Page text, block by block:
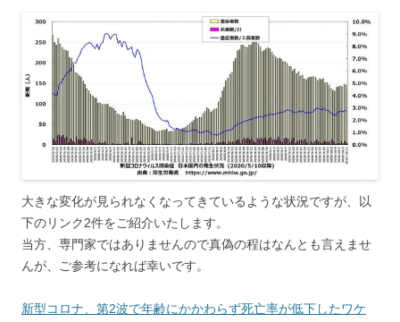
大きな変化が見られなくなってきているような状況ですが、以
下のリンク2件をご紹介いたします。
当方、専門家ではありませんので真偽の程はなんとも言えませ
んが、ご参考になれば幸いです。
新型コロナ、第2波で年齢にかかわらず死亡率が低下したワケ